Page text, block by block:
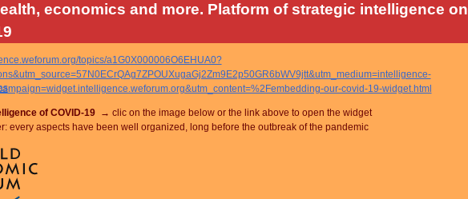
economics and more. Platform of strategic intelligence on
topics/a1G0X000006O6EHUA0?
our-covid-19-widget.html
of COVID-19 → clic on the image below or the link above to open the widget
every aspects have been well organized, long before the outbreak of the pandemic